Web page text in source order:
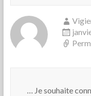
… Je souhaite